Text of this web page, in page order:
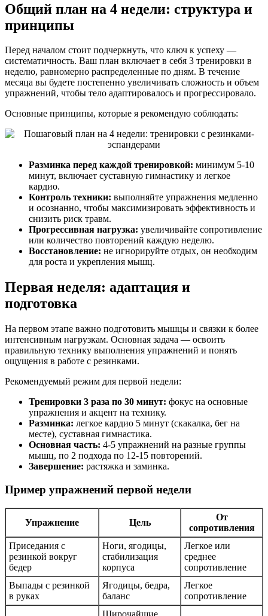
Общий план на 4 недели: структура и
принципы
Перед началом стоит подчеркнуть, что ключ к успеху —
систематичность. Ваш план включает в себя 3 тренировки в
неделю, равномерно распределенные по дням. В течение
месяца вы будете постепенно увеличивать сложность и объем
упражнений, чтобы тело адаптировалось и прогрессировало.
Основные принципы, которые я рекомендую соблюдать:
Разминка перед каждой тренировкой: минимум 5-10
минут, включает суставную гимнастику и легкое
кардио.
Контроль техники: выполняйте упражнения медленно
и осознанно, чтобы максимизировать эффективность и
снизить риск травм.
Прогрессивная нагрузка: увеличивайте сопротивление
или количество повторений каждую неделю.
Восстановление: не игнорируйте отдых, он необходим
для роста и укрепления мышц.
Первая неделя: адаптация и
подготовка
На первом этапе важно подготовить мышцы и связки к более
интенсивным нагрузкам. Основная задача — освоить
правильную технику выполнения упражнений и понять
ощущения в работе с резинками.
Рекомендуемый режим для первой недели:
Тренировки 3 раза по 30 минут: фокус на основные
упражнения и акцент на технику.
Разминка: легкое кардио 5 минут (скакалка, бег на
месте), суставная гимнастика.
Основная часть: 4-5 упражнений на разные группы
мышц, по 2 подхода по 12-15 повторений.
Завершение: растяжка и заминка.
Пример упражнений первой недели
Упражнение Цель
От
сопротивления
Приседания с
резинкой вокруг
бедер
Ноги, ягодицы,
стабилизация
корпуса
Легкое или
среднее
сопротивление
Выпады с резинкой
в руках
Ягодицы, бедра,
баланс
Легкое
сопротивление
Широчайшие